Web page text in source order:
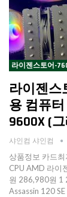
라이젠스토어-
라이젠스
용 컴퓨터
9600X (
샤인컴 샤인컴
상품정보 카드
CPU AMD 라이
원 286,980원 1
Assassin 120